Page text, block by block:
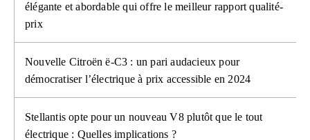
élégante et abordable qui offre le meilleur rapport qualité-
prix
Nouvelle Citroën ë-C3 : un pari audacieux pour
démocratiser l’électrique à prix accessible en 2024
Stellantis opte pour un nouveau V8 plutôt que le tout
électrique : Quelles implications ?